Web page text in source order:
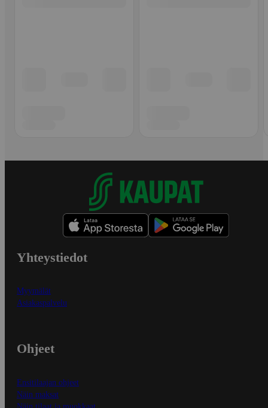
Yhteystiedot
Myymälät
Asiakaspalvelu
Ohjeet
Ensitilaajan ohjeet
Näin maksat